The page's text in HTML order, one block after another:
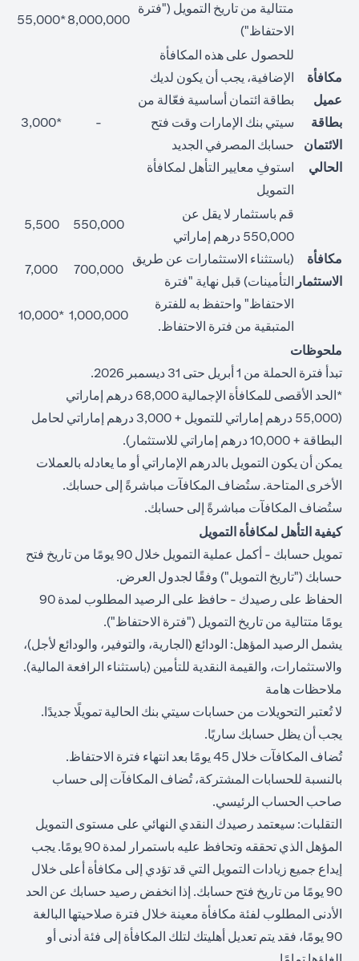
متتالية من تاريخ التمويل ("فترة
الاحتفاظ")
8,000,000
*55,000
مكافأة
عميل
بطاقة
الائتمان
الحالي
للحصول على هذه المكافأة
الإضافية، يجب أن يكون لديك
بطاقة ائتمان أساسية فعّالة من
سيتي بنك الإمارات وقت فتح
حسابك المصرفي الجديد
استوفِ معايير التأهل لمكافأة
التمويل
-
*3,000
مكافأة
الاستثمار
قم باستثمار لا يقل عن
550,000 درهم إماراتي
(باستثناء الاستثمارات عن طريق
التأمينات) قبل نهاية "فترة
الاحتفاظ" واحتفظ به للفترة
المتبقية من فترة الاحتفاظ.
550,000
5,500
700,000
7,000
1,000,000
*10,000
ملحوظات
تبدأ فترة الحملة من 1 أبريل حتى 31 ديسمبر 2026.
*الحد الأقصى للمكافأة الإجمالية 68,000 درهم إماراتي
(55,000 درهم إماراتي للتمويل + 3,000 درهم إماراتي لحامل
البطاقة + 10,000 درهم إماراتي للاستثمار).
يمكن أن يكون التمويل بالدرهم الإماراتي أو ما يعادله بالعملات
الأخرى المتاحة. ستُضاف المكافآت مباشرةً إلى حسابك.
ستُضاف المكافآت مباشرةً إلى حسابك.
كيفية التأهل لمكافأة التمويل
تمويل حسابك - أكمل عملية التمويل خلال 90 يومًا من تاريخ فتح
حسابك ("تاريخ التمويل") وفقًا لجدول العرض.
الحفاظ على رصيدك - حافظ على الرصيد المطلوب لمدة 90
يومًا متتالية من تاريخ التمويل ("فترة الاحتفاظ").
يشمل الرصيد المؤهل: الودائع (الجارية، والتوفير، والودائع لأجل)،
والاستثمارات، والقيمة النقدية للتأمين (باستثناء الرافعة المالية).
ملاحظات هامة
لا تُعتبر التحويلات من حسابات سيتي بنك الحالية تمويلًا جديدًا.
يجب أن يظل حسابك ساريًا.
تُضاف المكافآت خلال 45 يومًا بعد انتهاء فترة الاحتفاظ.
بالنسبة للحسابات المشتركة، تُضاف المكافآت إلى حساب
صاحب الحساب الرئيسي.
التقلبات: سيعتمد رصيدك النقدي النهائي على مستوى التمويل
المؤهل الذي تحققه وتحافظ عليه باستمرار لمدة 90 يومًا. يجب
إيداع جميع زيادات التمويل التي قد تؤدي إلى مكافأة أعلى خلال
90 يومًا من تاريخ فتح حسابك. إذا انخفض رصيد حسابك عن الحد
الأدنى المطلوب لفئة مكافأة معينة خلال فترة صلاحيتها البالغة
90 يومًا، فقد يتم تعديل أهليتك لتلك المكافأة إلى فئة أدنى أو